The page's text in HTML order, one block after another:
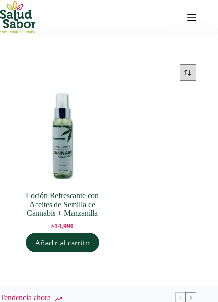
Saltar
al
contenido
Loción Refrescante con
Aceites de Semilla de
Cannabis + Manzanilla
$14,990
Añadir al carrito
Tendencia ahora